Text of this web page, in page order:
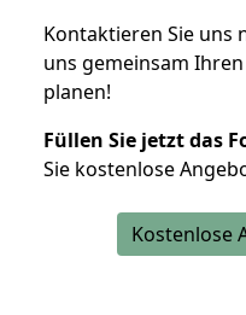
Kontaktieren Sie uns
uns gemeinsam
planen!
Füllen Sie jetzt das
Sie kostenlose
Kostenlose